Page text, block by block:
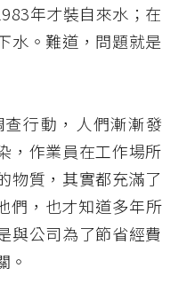
年才裝自來水；在
水。難道，問題就是
行動，人們漸漸發
，作業員在工作場所
物質，其實都充滿了
們，也才知道多年所
與公司為了節省經費
。